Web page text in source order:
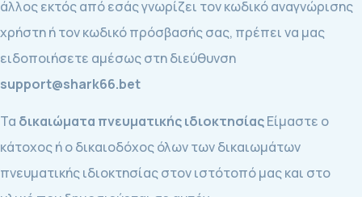
άλλος εκτός από εσάς γνωρίζει τον κωδικό αναγνώρισης
χρήστη ή τον κωδικό πρόσβασής σας, πρέπει να μας
ειδοποιήσετε αμέσως στη διεύθυνση
support@shark66.bet
Τα δικαιώματα πνευματικής ιδιοκτησίαςΕίμαστε ο
κάτοχος ή ο δικαιοδόχος όλων των δικαιωμάτων
πνευματικής ιδιοκτησίας στον ιστότοπό μας και στο